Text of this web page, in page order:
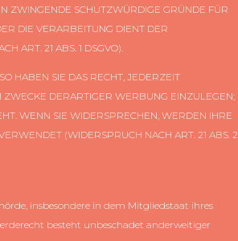
ZWINGENDE SCHUTZWÜRDIGE GRÜNDE FÜR
DIE VERARBEITUNG DIENT DER
ART. 21 ABS. 1 DSGVO).
HABEN SIE DAS RECHT, JEDERZEIT
DERARTIGER WERBUNG EINZULEGEN;
WENN SIE WIDERSPRECHEN, WERDEN IHRE
(WIDERSPRUCH NACH ART. 21 ABS. 2
insbesondere in dem Mitgliedstaat ihres
besteht unbeschadet anderweitiger